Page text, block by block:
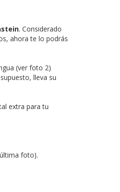
. Considerado
ahora te lo podrás
(ver foto 2)
lleva su
extra para tu
foto).